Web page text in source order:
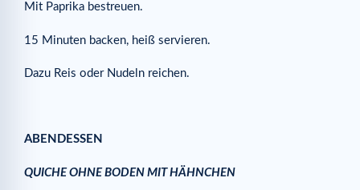
Mit Paprika bestreuen.
15 Minuten backen, heiß servieren.
Dazu Reis oder Nudeln reichen.
ABENDESSEN
QUICHEOHNE BODEN MIT HÄHNCHEN